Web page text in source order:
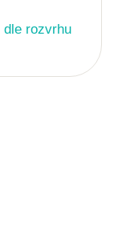
dle rozvrhu